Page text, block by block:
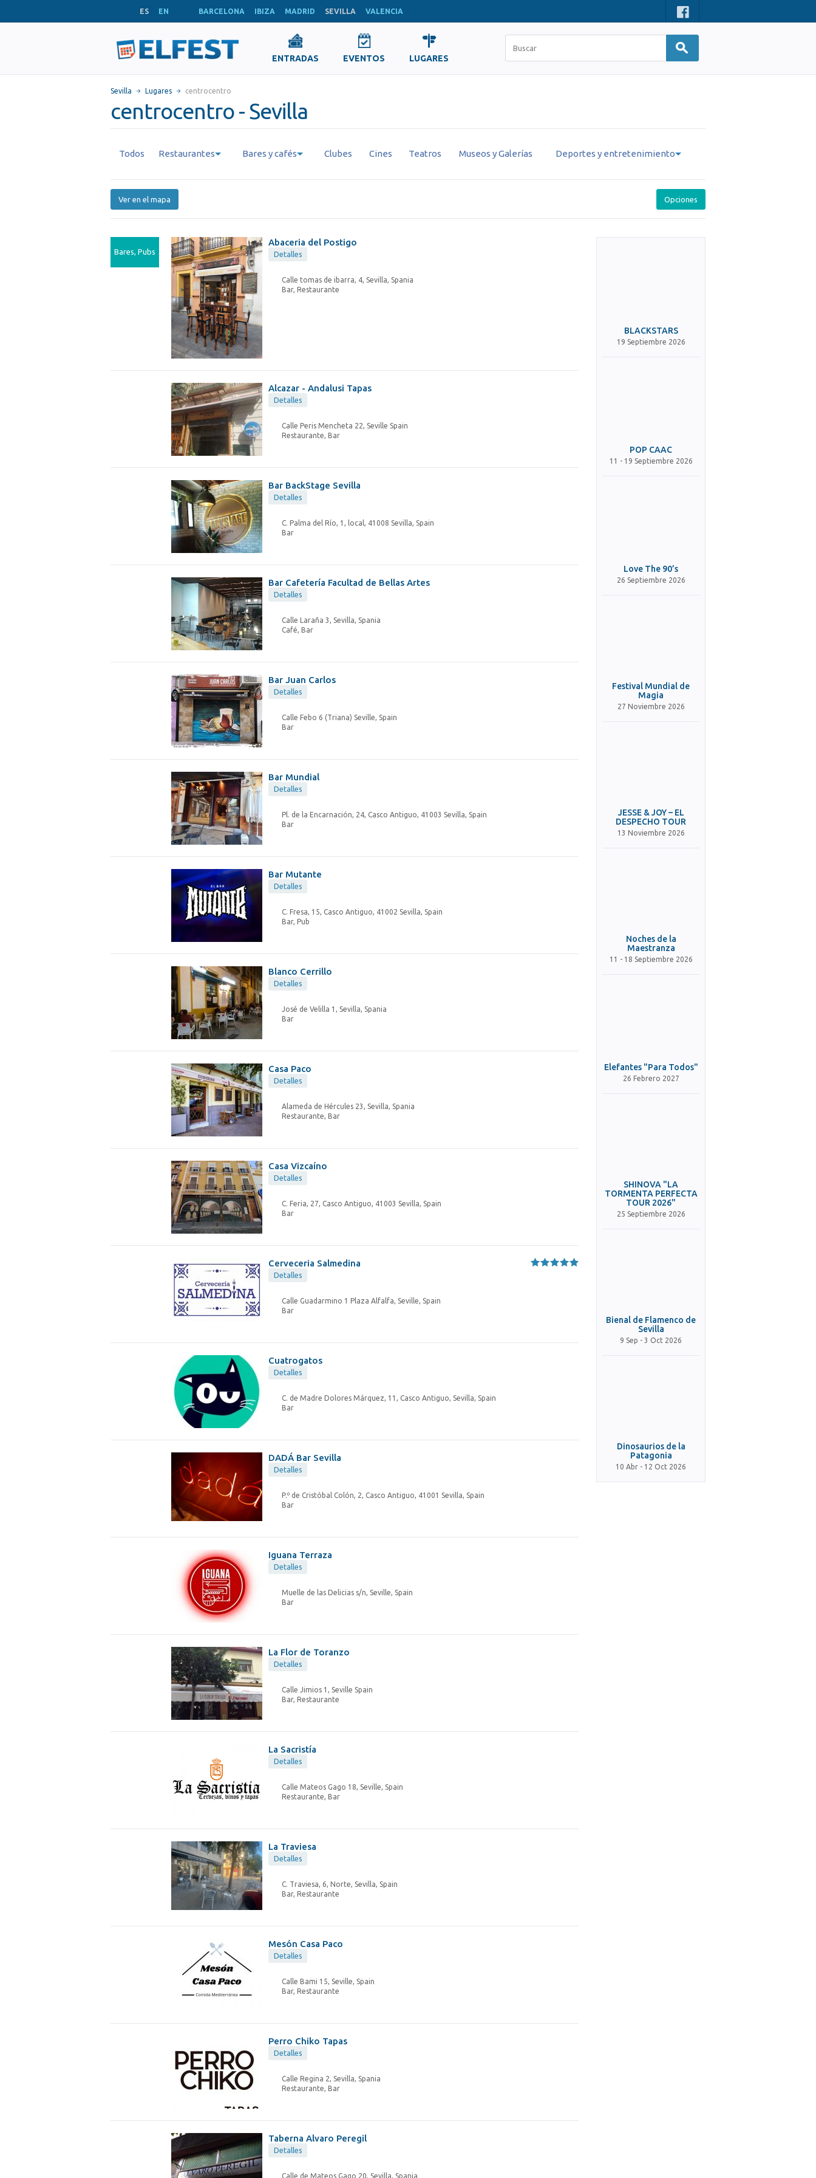
ES EN BARCELONA IBIZA MADRID SEVILLA VALENCIA
ENTRADAS EVENTOS LUGARES
Sevilla Lugares centrocentro
centrocentro - Sevilla
Todos Restaurantes Bares y cafés Clubes Cines Teatros Museos y Galerías Deportes y entretenimiento
Ver en el mapa Opciones
Bares, Pubs
Abaceria del Postigo
Detalles
Calle tomas de ibarra, 4, Sevilla, Spania
Bar, Restaurante
Alcazar - Andalusi Tapas
Detalles
Calle Peris Mencheta 22, Seville Spain
Restaurante, Bar
Bar BackStage Sevilla
Detalles
C. Palma del Río, 1, local, 41008 Sevilla, Spain
Bar
Bar Cafetería Facultad de Bellas Artes
Detalles
Calle Laraña 3, Sevilla, Spania
Café, Bar
Bar Juan Carlos
Detalles
Calle Febo 6 (Triana) Seville, Spain
Bar
Bar Mundial
Detalles
Pl. de la Encarnación, 24, Casco Antiguo, 41003 Sevilla, Spain
Bar
Bar Mutante
Detalles
C. Fresa, 15, Casco Antiguo, 41002 Sevilla, Spain
Bar, Pub
Blanco Cerrillo
Detalles
José de Velilla 1, Sevilla, Spania
Bar
Casa Paco
Detalles
Alameda de Hércules 23, Sevilla, Spania
Restaurante, Bar
Casa Vizcaíno
Detalles
C. Feria, 27, Casco Antiguo, 41003 Sevilla, Spain
Bar
Cerveceria Salmedina
Detalles
Calle Guadarmino 1 Plaza Alfalfa, Seville, Spain
Bar
Cuatrogatos
Detalles
C. de Madre Dolores Márquez, 11, Casco Antiguo, Sevilla, Spain
Bar
DADÁ Bar Sevilla
Detalles
P.º de Cristóbal Colón, 2, Casco Antiguo, 41001 Sevilla, Spain
Bar
Iguana Terraza
Detalles
Muelle de las Delicias s/n, Seville, Spain
Bar
La Flor de Toranzo
Detalles
Calle Jimios 1, Seville Spain
Bar, Restaurante
La Sacristía
Detalles
Calle Mateos Gago 18, Seville, Spain
Restaurante, Bar
La Traviesa
Detalles
C. Traviesa, 6, Norte, Sevilla, Spain
Bar, Restaurante
Mesón Casa Paco
Detalles
Calle Bami 15, Seville, Spain
Bar, Restaurante
Perro Chiko Tapas
Detalles
Calle Regina 2, Sevilla, Spania
Restaurante, Bar
Taberna Alvaro Peregil
Detalles
Calle de Mateos Gago 20, Sevilla, Spania
BLACKSTARS
19 Septiembre 2026
POP CAAC
11 - 19 Septiembre 2026
Love The 90’s
26 Septiembre 2026
Festival Mundial de
Magia
27 Noviembre 2026
JESSE & JOY – EL
DESPECHO TOUR
13 Noviembre 2026
Noches de la
Maestranza
11 - 18 Septiembre 2026
Elefantes "Para Todos"
26 Febrero 2027
SHINOVA "LA
TORMENTA PERFECTA
TOUR 2026"
25 Septiembre 2026
Bienal de Flamenco de
Sevilla
9 Sep - 3 Oct 2026
Dinosaurios de la
Patagonia
10 Abr - 12 Oct 2026